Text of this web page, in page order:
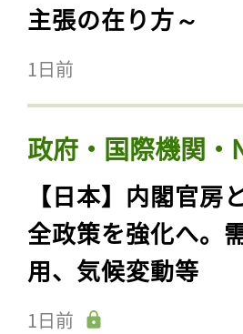
主張の在り方～
1日前
政府・国際機関・
【日本】内閣官房
全政策を強化へ。
用、気候変動等
1日前